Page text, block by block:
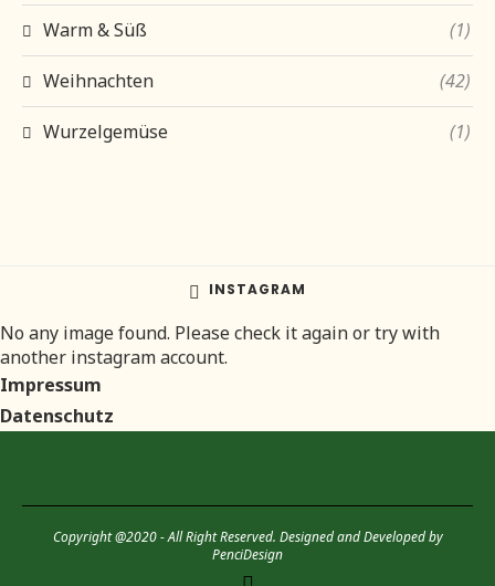
Warm & Süß (1)
Weihnachten (42)
Wurzelgemüse (1)
INSTAGRAM
No any image found. Please check it again or try with
another instagram account.
Impressum
Datenschutz
Copyright @2020 - All Right Reserved. Designed and Developed by
PenciDesign